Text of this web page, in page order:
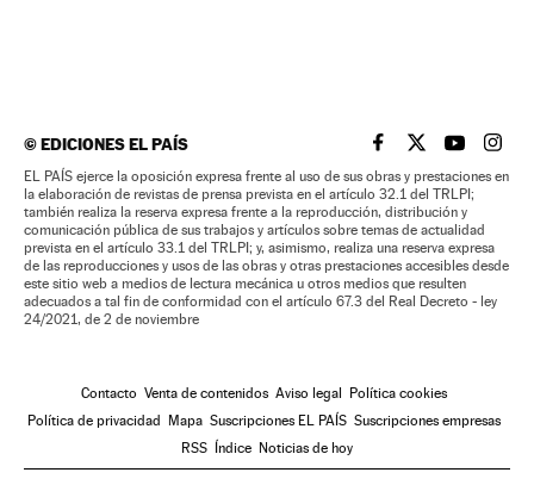
©EDICIONES EL PAÍS EL PAÍS BRASIL EN
EL PAÍSEL PAÍS
EL
EL PAÍS ejerce la oposición expresa frente al uso de sus obras y prestaciones en
la elaboración de revistas de prensa prevista en el artículo 32.1 del TRLPI;
también realiza la reserva expresa frente a la reproducción, distribución y
comunicación pública de sus trabajos y artículos sobre temas de actualidad
prevista en el artículo 33.1 del TRLPI; y, asimismo, realiza una reserva expresa
de las reproducciones y usos de las obras y otras prestaciones accesibles desde
este sitio web a medios de lectura mecánica u otros medios que resulten
adecuados a tal fin de conformidad con el artículo 67.3 del Real Decreto - ley
24/2021, de 2 de noviembre
Contacto Venta de contenidos Aviso legal
Política cookies
Política de privacidad
Mapa Suscripciones EL PAÍS Suscripciones empresas
RSS
Índice Noticias de hoy